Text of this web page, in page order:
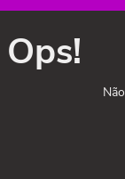
Ops!